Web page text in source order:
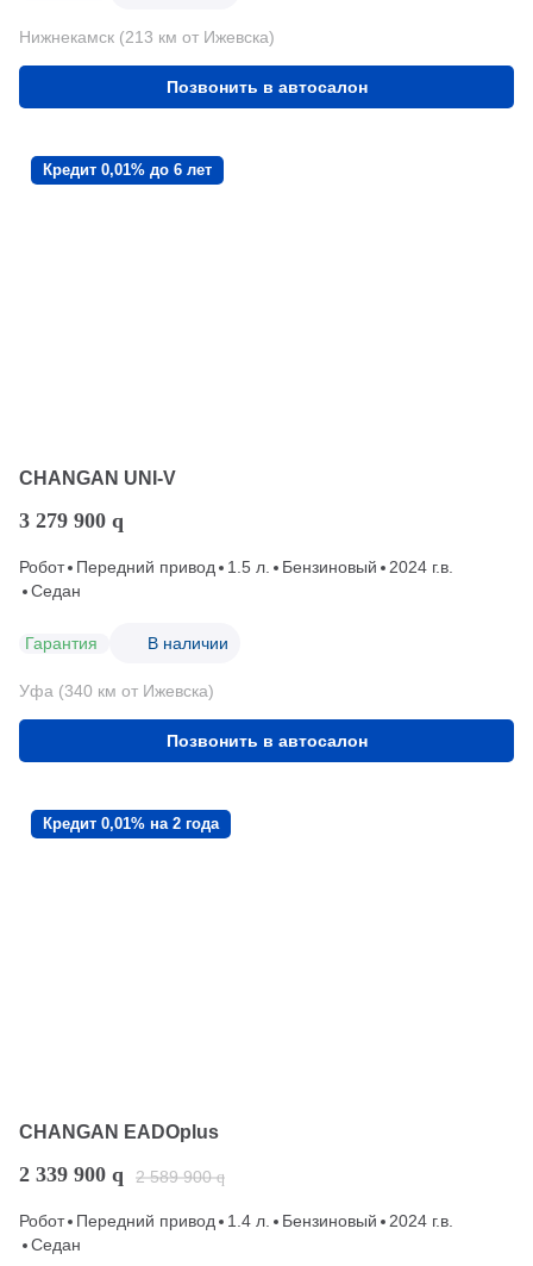
Нижнекамск (213 км от Ижевска)
Позвонить в автосалон
Кредит 0,01% до 6 лет
CHANGAN UNI-V
3 279 900 q
Робот Передний привод 1.5 л. Бензиновый
2024 г.в.
Седан
Гарантия В наличии
Уфа (340 км от Ижевска)
Позвонить в автосалон
Кредит 0,01% на 2 года
CHANGAN EADOplus
2 339 900 q 2 589 900 q
Робот Передний привод 1.4 л. Бензиновый
2024 г.в.
Седан